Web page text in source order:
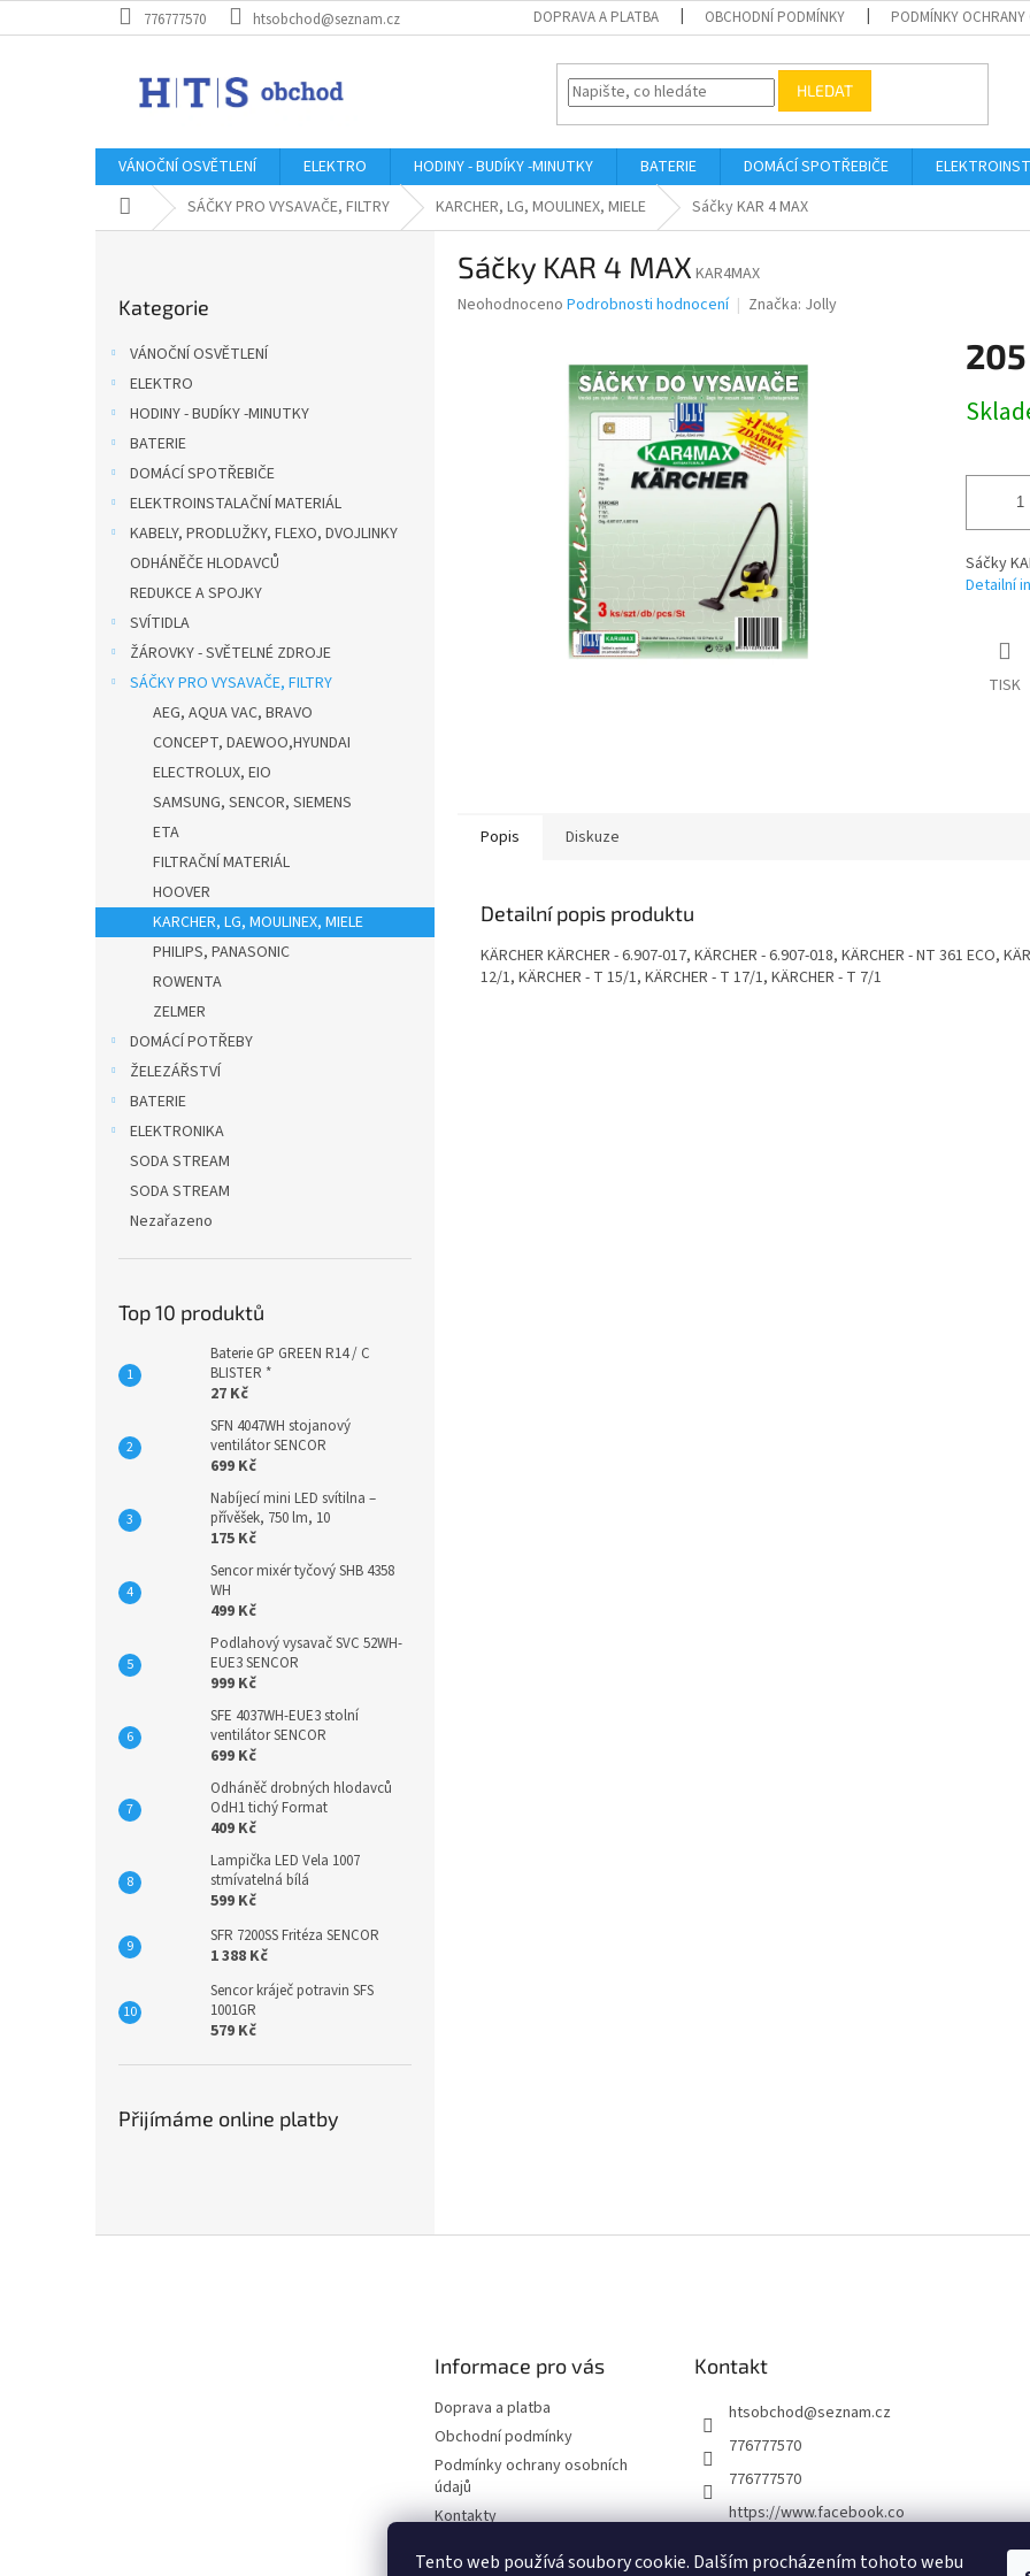
Tento web používá soubory cookie. Dalším procházením tohoto webu
na
776777570 htsobchod@seznam.cz DOPRAVA A PLATBA OBCHODNÍ PODMÍNKY PODMÍNKY OCHRANY
HLEDAT
VÁNOČNÍ OSVĚTLENÍ ELEKTRO HODINY - BUDÍKY -MINUTKY BATERIE DOMÁCÍ SPOTŘEBIČE
Domů SÁČKY PRO VYSAVAČE, FILTRY KARCHER, LG, MOULINEX, MIELE Sáčky KAR 4 MAX
kategorie
Kategorie
VÁNOČNÍ OSVĚTLENÍ
ELEKTRO
HODINY - BUDÍKY -MINUTKY
BATERIE
DOMÁCÍ SPOTŘEBIČE
ELEKTROINSTALAČNÍ MATERIÁL
KABELY, PRODLUŽKY, FLEXO, DVOJLINKY
ODHÁNĚČE HLODAVCŮ
REDUKCE A SPOJKY
SVÍTIDLA
ŽÁROVKY - SVĚTELNÉ ZDROJE
SÁČKY PRO VYSAVAČE, FILTRY
AEG, AQUA VAC, BRAVO
CONCEPT, DAEWOO,HYUNDAI
ELECTROLUX, EIO
SAMSUNG, SENCOR, SIEMENS
ETA
FILTRAČNÍ MATERIÁL
HOOVER
KARCHER, LG, MOULINEX, MIELE
PHILIPS, PANASONIC
ROWENTA
ZELMER
DOMÁCÍ POTŘEBY
ŽELEZÁŘSTVÍ
BATERIE
ELEKTRONIKA
SODA STREAM
SODA STREAM
Nezařazeno
Top 10 produktů
Baterie GP GREEN R14 / C
BLISTER *
27 Kč
SFN 4047WH stojanový
ventilátor SENCOR
699 Kč
Nabíjecí mini LED svítilna –
přívěšek, 750 lm, 10
175 Kč
Sencor mixér tyčový SHB 4358
WH
499 Kč
Podlahový vysavač SVC 52WH-
EUE3 SENCOR
999 Kč
SFE 4037WH-EUE3 stolní
ventilátor SENCOR
699 Kč
Odháněč drobných hlodavců
OdH1 tichý Format
409 Kč
Lampička LED Vela 1007
stmívatelná bílá
599 Kč
SFR 7200SS Fritéza SENCOR
1 388 Kč
Sencor kráječ potravin SFS
1001GR
579 Kč
Přijímáme online platby
Sáčky KAR 4 MAX KAR4MAX
Průměrné
Neohodnoceno Podrobnosti hodnocení Značka: Jolly
cena:
Sáčky
Detailní
TISK
Popis Diskuze
Detailní popis produktu
KÄRCHER KÄRCHER - 6.907-017, KÄRCHER - 6.907-018, KÄRCHER - NT 361 ECO,
12/1, KÄRCHER - T 15/1, KÄRCHER - T 17/1, KÄRCHER - T 7/1
Informace pro vás
Doprava a platba
Obchodní podmínky
Podmínky ochrany osobních
údajů
Kontakty
Kontakt
htsobchod@seznam.cz
776777570
776777570
https://www.facebook.co
ck%C3%A1-22921462467